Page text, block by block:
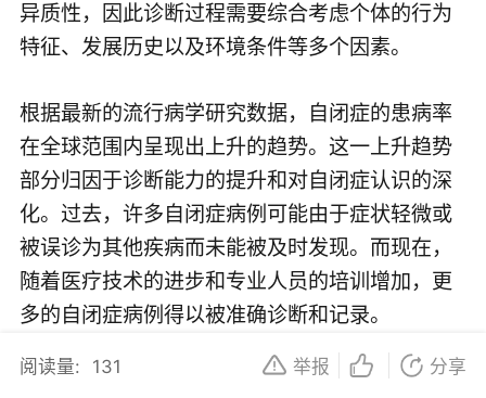
异质性，因此诊断过程需要综合考虑个体的行为
特征、发展历史以及环境条件等多个因素。
根据最新的流行病学研究数据，自闭症的患病率
在全球范围内呈现出上升的趋势。这一上升趋势
部分归因于诊断能力的提升和对自闭症认识的深
化。过去，许多自闭症病例可能由于症状轻微或
被误诊为其他疾病而未能被及时发现。而现在，
随着医疗技术的进步和专业人员的培训增加，更
多的自闭症病例得以被准确诊断和记录。
具体而言，自闭症的患病率在不同国家和地区之
阅读量: 131 举报 分享